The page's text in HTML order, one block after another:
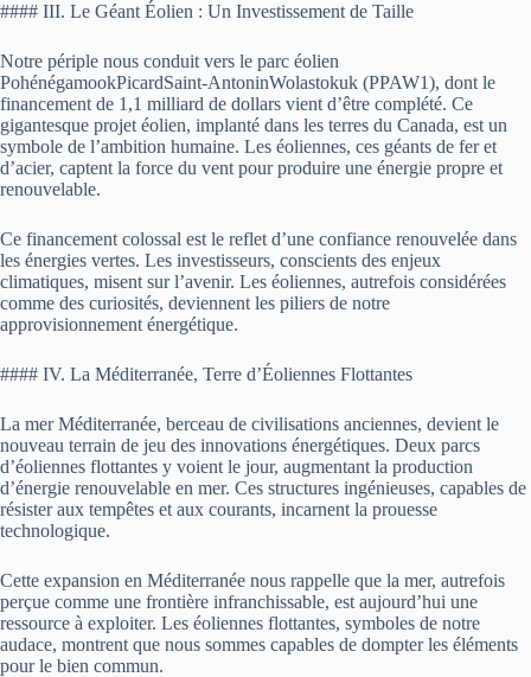
#### III. Le Géant Éolien : Un Investissement de Taille
Notre périple nous conduit vers le parc éolien
PohénégamookPicardSaint-AntoninWolastokuk (PPAW1), dont le
financement de 1,1 milliard de dollars vient d’être complété. Ce
gigantesque projet éolien, implanté dans les terres du Canada, est un
symbole de l’ambition humaine. Les éoliennes, ces géants de fer et
d’acier, captent la force du vent pour produire une énergie propre et
renouvelable.
Ce financement colossal est le reflet d’une confiance renouvelée dans
les énergies vertes. Les investisseurs, conscients des enjeux
climatiques, misent sur l’avenir. Les éoliennes, autrefois considérées
comme des curiosités, deviennent les piliers de notre
approvisionnement énergétique.
#### IV. La Méditerranée, Terre d’Éoliennes Flottantes
La mer Méditerranée, berceau de civilisations anciennes, devient le
nouveau terrain de jeu des innovations énergétiques. Deux parcs
d’éoliennes flottantes y voient le jour, augmentant la production
d’énergie renouvelable en mer. Ces structures ingénieuses, capables de
résister aux tempêtes et aux courants, incarnent la prouesse
technologique.
Cette expansion en Méditerranée nous rappelle que la mer, autrefois
perçue comme une frontière infranchissable, est aujourd’hui une
ressource à exploiter. Les éoliennes flottantes, symboles de notre
audace, montrent que nous sommes capables de dompter les éléments
pour le bien commun.